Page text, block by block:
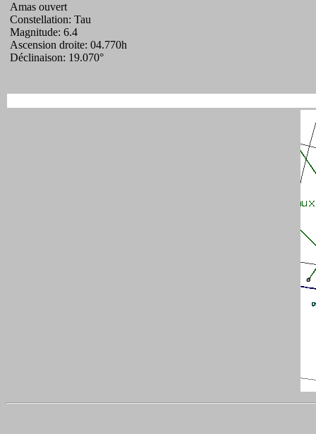
Amas ouvert
Constellation: Tau
Magnitude: 6.4
Ascension droite: 04.770h
Déclinaison: 19.070°